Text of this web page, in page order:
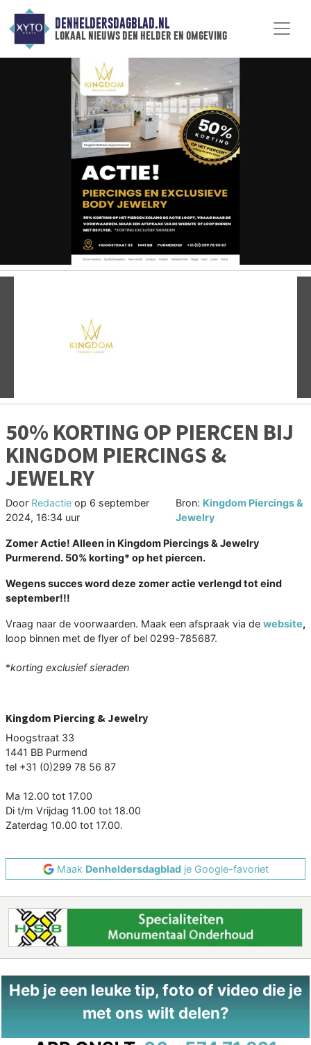
DENHELDERSDAGBLAD.NL
lokaal nieuws den helder en omgeving
50% KORTING OP PIERCEN BIJ
KINGDOM PIERCINGS &
JEWELRY
Door Redactie op 6 september
2024, 16:34 uur
Bron: Kingdom Piercings &
Jewelry
Zomer Actie! Alleen in Kingdom Piercings & Jewelry
Purmerend. 50% korting* op het piercen.
Wegens succes word deze zomer actie verlengd tot eind
september!!!
Vraag naar de voorwaarden. Maak een afspraak via de website,
loop binnen met de flyer of bel 0299-785687.
*korting exclusief sieraden
Kingdom Piercing & Jewelry
Hoogstraat 33
1441 BB Purmend
tel +31 (0)299 78 56 87
Ma 12.00 tot 17.00
Di t/m Vrijdag 11.00 tot 18.00
Zaterdag 10.00 tot 17.00.
Maak Denheldersdagbladje Google-favoriet
Heb je een leuke tip, foto of video die je
met ons wilt delen?